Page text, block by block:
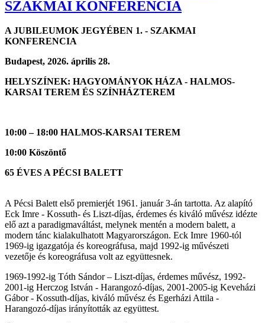
SZAKMAI KONFERENCIA
A JUBILEUMOK JEGYÉBEN 1. - SZAKMAI
KONFERENCIA
Budapest, 2026. április 28.
HELYSZÍNEK: HAGYOMÁNYOK HÁZA - HALMOS-
KARSAI TEREM ÉS SZÍNHÁZTEREM
10:00 – 18:00 HALMOS-KARSAI TEREM
10:00 Köszöntő
65 ÉVES A PÉCSI BALETT
A Pécsi Balett első premierjét 1961. január 3-án tartotta. Az alapító
Eck Imre - Kossuth- és Liszt-díjas, érdemes és kiváló művész idézte
elő azt a paradigmaváltást, melynek mentén a modern balett, a
modern tánc kialakulhatott Magyarországon. Eck Imre 1960-tól
1969-ig igazgatója és koreográfusa, majd 1992-ig művészeti
vezetője és koreográfusa volt az együttesnek.
1969-1992-ig Tóth Sándor – Liszt-díjas, érdemes művész, 1992-
2001-ig Herczog István - Harangozó-díjas, 2001-2005-ig Keveházi
Gábor - Kossuth-díjas, kiváló művész és Egerházi Attila -
Harangozó-díjas irányították az együttest.